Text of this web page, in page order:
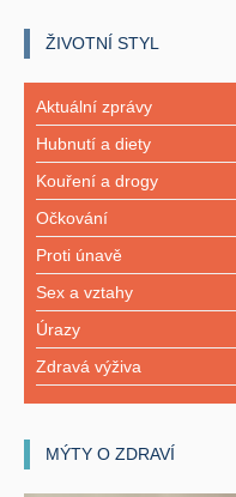
ŽIVOTNÍ STYL
Aktuální zprávy
Hubnutí a diety
Kouření a drogy
Očkování
Proti únavě
Sex a vztahy
Úrazy
Zdravá výživa
MÝTY O ZDRAVÍ